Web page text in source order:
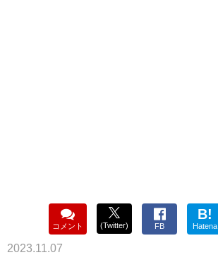
コメント (Twitter) FB
B!
Hatena
2023.11.07